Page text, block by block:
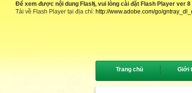
Để xem được nội dung Flash, vui lòng cài đặt Flash Player ver
Tải về Flash Player tại địa chỉ: http://www.adobe.com/go/
{
Trang chủ Giới